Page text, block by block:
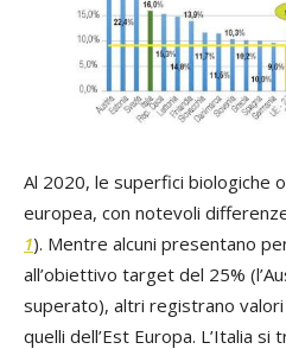
Al 2020, le superfici biologiche
europea, con notevoli
1). Mentre alcuni presentano
all’obiettivo target del 25%
superato), altri registrano
quelli dell’Est Europa. L’Italia si